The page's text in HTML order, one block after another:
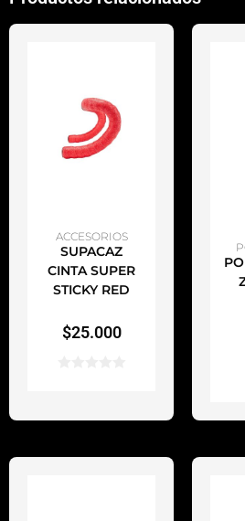
AÑADIR AL CARRITO
ACCESORIOS
SUPACAZ
CINTA SUPER
STICKY RED
$25.000